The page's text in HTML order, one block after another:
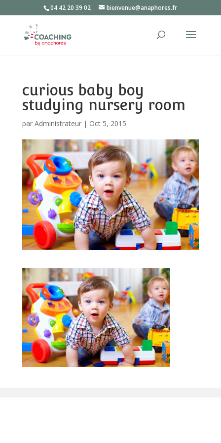
04 42 20 39 02 bienvenue@anaphores.fr
curious baby boy
studying nursery room
par Administrateur| Oct 5, 2015